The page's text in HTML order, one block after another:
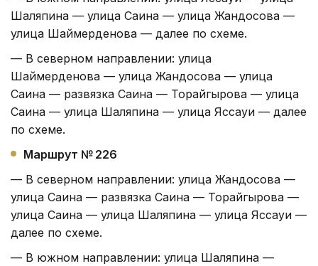
Шаляпина — улица Саина — улица Жандосова —
улица Шаймерденова — далее по схеме.
— В северном направлении: улица
Шаймерденова — улица Жандосова — улица
Саина — развязка Саина — Торайгырова — улица
Саина — улица Шаляпина — улица Яссауи — далее
по схеме.
Маршрут № 226
— В северном направлении: улица Жандосова —
улица Саина — развязка Саина — Торайгырова —
улица Саина — улица Шаляпина — улица Яссауи —
далее по схеме.
— В южном направлении: улица Шаляпина —